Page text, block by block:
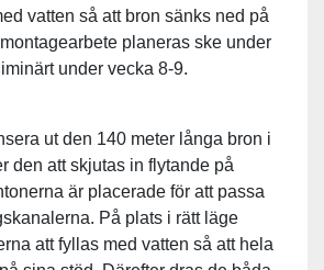
vatten så att bron sänks ned på
planeras ske under
under vecka 8-9.
ut den 140 meter långa bron i
den att skjutas in flytande på
är placerade för att passa
På plats i rätt läge
att fyllas med vatten så att hela